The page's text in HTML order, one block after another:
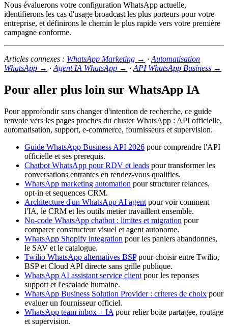
Nous évaluerons votre configuration WhatsApp actuelle,
identifierons les cas d'usage broadcast les plus porteurs pour votre
entreprise, et définirons le chemin le plus rapide vers votre première
campagne conforme.
Articles connexes : WhatsApp Marketing → · Automatisation
WhatsApp → · Agent IA WhatsApp → · API WhatsApp Business →
Pour aller plus loin sur WhatsApp IA
Pour approfondir sans changer d'intention de recherche, ce guide
renvoie vers les pages proches du cluster WhatsApp : API officielle,
automatisation, support, e-commerce, fournisseurs et supervision.
Guide WhatsApp Business API 2026 pour comprendre l'API
officielle et ses prerequis.
Chatbot WhatsApp pour RDV et leads pour transformer les
conversations entrantes en rendez-vous qualifies.
WhatsApp marketing automation pour structurer relances,
opt-in et sequences CRM.
Architecture d'un WhatsApp AI agent pour voir comment
l'IA, le CRM et les outils metier travaillent ensemble.
No-code WhatsApp chatbot : limites et migration pour
comparer constructeur visuel et agent autonome.
WhatsApp Shopify integration pour les paniers abandonnes,
le SAV et le catalogue.
Twilio WhatsApp alternatives BSPpour choisir entre Twilio,
BSP et Cloud API directe sans grille publique.
WhatsApp AI assistant service client pour les reponses
support et l'escalade humaine.
WhatsApp Business Solution Provider : criteres de choix pour
evaluer un fournisseur officiel.
WhatsApp team inbox + IA pour relier boite partagee, routage
et supervision.